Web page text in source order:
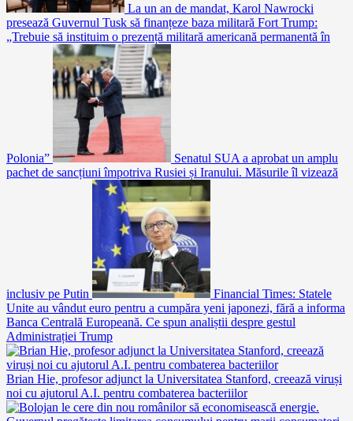
La un an de mandat, Karol Nawrocki
presează Guvernul Tusk să finanțeze baza militară Fort Trump:
„Trebuie să instituim o prezență militară americană permanentă în
Polonia”
Senatul SUA a aprobat un amplu
pachet de sancțiuni împotriva Rusiei și Iranului. Măsurile îl vizează
inclusiv pe Putin
Financial Times: Statele
Unite au vândut euro pentru a cumpăra yeni japonezi, fără a informa
Banca Centrală Europeană. Ce spun analiștii despre gestul
Administrației Trump
Brian Hie, profesor adjunct la Universitatea Stanford, creează viruși
noi cu ajutorul A.I. pentru combaterea bacteriilor